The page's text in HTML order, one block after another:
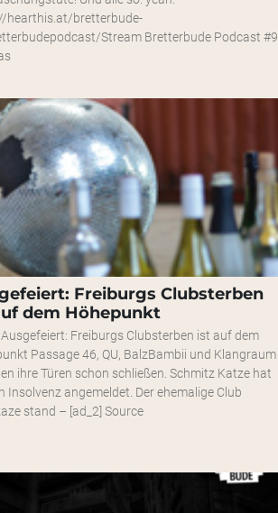
hearthis.at/bretterbude-
Stream Bretterbude Podcast #9
Freiburgs Clubsterben
dem Höhepunkt
Ausgefeiert: Freiburgs Clubsterben ist auf dem
Passage 46, QU, BalzBambii und Klangraum
ihre Türen schon schließen. Schmitz Katze hat
Insolvenz angemeldet. Der ehemalige Club
stand – [ad_2] Source